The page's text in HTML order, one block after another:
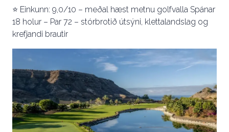
⭐ Einkunn: 9,0/10 – meðal hæst metnu golfvalla Spánar
18 holur – Par 72 – stórbrotið útsýni, klettalandslag og
krefjandi brautir